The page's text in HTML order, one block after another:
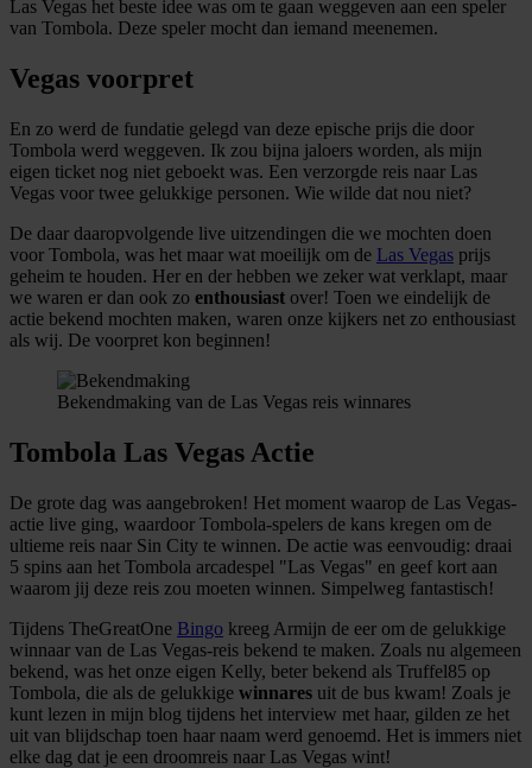
Las Vegas het beste idee was om te gaan weggeven aan een speler
van Tombola. Deze speler mocht dan iemand meenemen.
Vegas voorpret
En zo werd de fundatie gelegd van deze epische prijs die door
Tombola werd weggeven. Ik zou bijna jaloers worden, als mijn
eigen ticket nog niet geboekt was. Een verzorgde reis naar Las
Vegas voor twee gelukkige personen. Wie wilde dat nou niet?
De daar daaropvolgende live uitzendingen die we mochten doen
voor Tombola, was het maar wat moeilijk om de Las Vegas prijs
geheim te houden. Her en der hebben we zeker wat verklapt, maar
we waren er dan ook zo enthousiast over! Toen we eindelijk de
actie bekend mochten maken, waren onze kijkers net zo enthousiast
als wij. De voorpret kon beginnen!
Bekendmaking van de Las Vegas reis winnares
Tombola Las Vegas Actie
De grote dag was aangebroken! Het moment waarop de Las Vegas-
actie live ging, waardoor Tombola-spelers de kans kregen om de
ultieme reis naar Sin City te winnen. De actie was eenvoudig: draai
5 spins aan het Tombola arcadespel "Las Vegas" en geef kort aan
waarom jij deze reis zou moeten winnen. Simpelweg fantastisch!
Tijdens TheGreatOne Bingo kreeg Armijn de eer om de gelukkige
winnaar van de Las Vegas-reis bekend te maken. Zoals nu algemeen
bekend, was het onze eigen Kelly, beter bekend als Truffel85 op
Tombola, die als de gelukkige winnares uit de bus kwam! Zoals je
kunt lezen in mijn blog tijdens het interview met haar, gilden ze het
uit van blijdschap toen haar naam werd genoemd. Het is immers niet
elke dag dat je een droomreis naar Las Vegas wint!